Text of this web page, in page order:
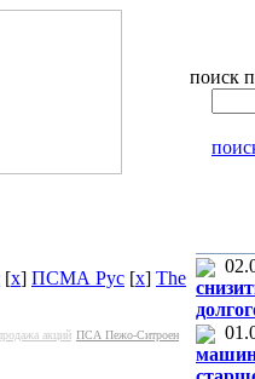
поиск
[x] ПСМА Рус [x] The
акций ПСА Пежо-Ситроен
машин